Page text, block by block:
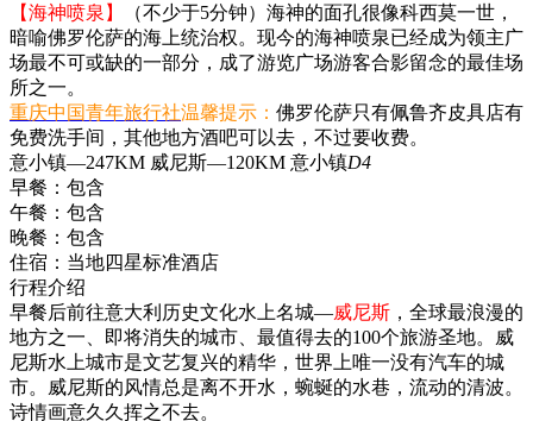
【海神喷泉】
（不少于5分钟）海神的面孔很像科西莫一世，
暗喻佛罗伦萨的海上统治权。现今的海神喷泉已经成为领主广
场最不可或缺的一部分，成了游览广场游客合影留念的最佳场
所之一。
重庆中国青年旅行社温馨提示： 佛罗伦萨只有佩鲁齐皮具店有
免费洗手间，其他地方酒吧可以去，不过要收费。
意小镇—247KM 威尼斯—120KM 意小镇D4
早餐： 包含
午餐： 包含
晚餐： 包含
住宿： 当地四星标准酒店
行程介绍
早餐后前往意大利历史文化水上名城—威尼斯 ，全球最浪漫的
地方之一、即将消失的城市、最值得去的100个旅游圣地。威
尼斯水上城市是文艺复兴的精华，世界上唯一没有汽车的城
市。威尼斯的风情总是离不开水，蜿蜒的水巷，流动的清波。
诗情画意久久挥之不去。